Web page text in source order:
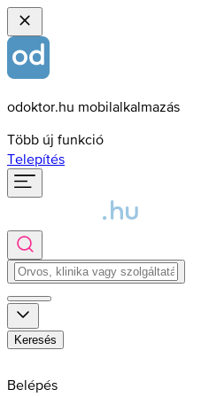
odoktor.hu mobilalkalmazás
Több új funkció
Telepítés
Keresés
Belépés